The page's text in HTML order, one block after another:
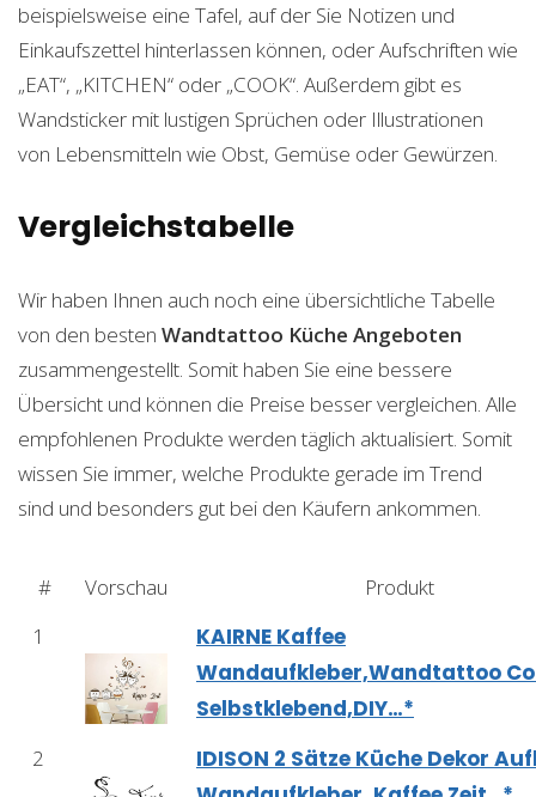
beispielsweise eine Tafel, auf der Sie Notizen und
Einkaufszettel hinterlassen können, oder Aufschriften wie
„EAT“, „KITCHEN“ oder „COOK“. Außerdem gibt es
Wandsticker mit lustigen Sprüchen oder Illustrationen
von Lebensmitteln wie Obst, Gemüse oder Gewürzen.
Vergleichstabelle
Wir haben Ihnen auch noch eine übersichtliche Tabelle
von den besten Wandtattoo Küche Angeboten
zusammengestellt. Somit haben Sie eine bessere
Übersicht und können die Preise besser vergleichen. Alle
empfohlenen Produkte werden täglich aktualisiert. Somit
wissen Sie immer, welche Produkte gerade im Trend
sind und besonders gut bei den Käufern ankommen.
# Vorschau
Produkt
1
KAIRNE Kaffee
Wandaufkleber,Wandtattoo
Selbstklebend,DIY…*
2
IDISON 2 Sätze Küche Dekor